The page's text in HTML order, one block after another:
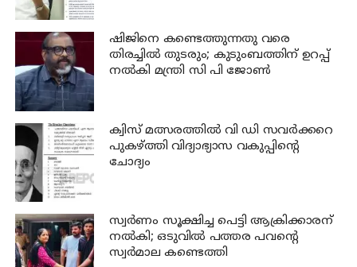
ഷിജിനെ കണ്ടെത്തുന്നതു വരെ
തിരച്ചില്‍ തുടരും; കുടുംബത്തിന് ഉറപ്പ്
നല്‍കി മന്ത്രി സി പി ജോണ്‍
ക്വിസ് മത്സരത്തില്‍ വി ഡി സവര്‍ക്കറെ
പുകഴ്ത്തി വിദ്യാഭ്യാസ വകുപ്പിന്റെ
ചോദ്യം
സ്വര്‍ണം സൂക്ഷിച്ച പെട്ടി ആക്രിക്കാരന്
നല്‍കി; ഒടുവില്‍ പത്തര പവന്റെ
സ്വര്‍മാല കണ്ടെത്തി